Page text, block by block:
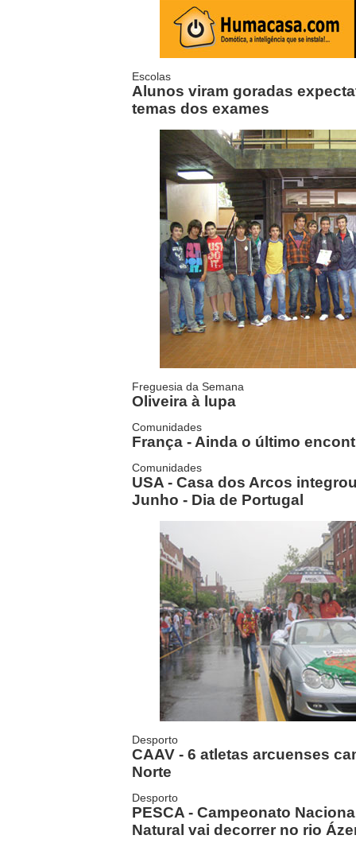
Escolas
Alunos viram goradas
temas dos exames
Freguesia da Semana
Oliveira à lupa
Comunidades
França - Ainda o último
Comunidades
USA - Casa dos Arcos
Junho - Dia de Portugal
Desporto
CAAV - 6 atletas arcuenses
Norte
Desporto
PESCA - Campeonato
Natural vai decorrer no rio